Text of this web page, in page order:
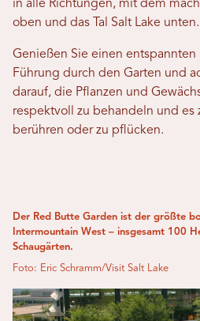
in alle Richtungen, mit dem
oben und das Tal Salt Lake unten.
Genießen Sie einen
Führung durch den Garten und
darauf, die Pflanzen und
respektvoll zu behandeln und es
berühren oder zu pflücken.
Der Red Butte Garden ist der größte
Intermountain West – insgesamt 100
Schaugärten.
Foto: Eric Schramm/Visit Salt Lake